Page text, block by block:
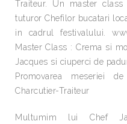
Traiteur. Un master class
tuturor Chefilor bucatari
in cadrul festivalului.
Master Class : Crema si
Jacques si ciuperci de
Promovarea meseriei
Charcutier-Traiteur
Multumim lui Chef